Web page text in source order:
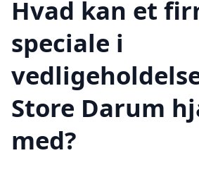
Hvad kan et
speciale i
Store Darum
med?